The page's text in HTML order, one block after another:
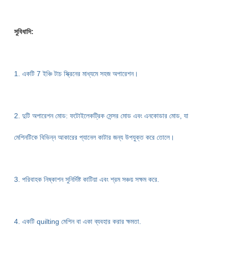
সুবিধাদি:
1. একটি 7 ইঞ্চি টাচ স্ক্রিনের মাধ্যমে সহজ অপারেশন।
2. দুটি অপারেশন মোড: ফটোইলেকট্রিক সেন্সর মোড এবং এনকোডার মোড, যা
মেশিনটিকে বিভিন্ন আকারের প্যানেল কাটার জন্য উপযুক্ত করে তোলে।
3. পরিবাহক নিষ্কাশন সুনির্দিষ্ট কাটিয়া এবং শ্রম সঞ্চয় সক্ষম করে.
4. একটি quilting মেশিন বা একা ব্যবহার করার ক্ষমতা.